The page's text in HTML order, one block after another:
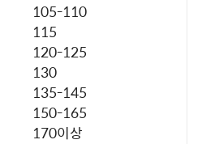
105-110
115
120-125
130
135-145
150-165
170이상